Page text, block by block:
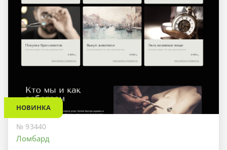
НОВИНКА
№ 93440
Ломбард